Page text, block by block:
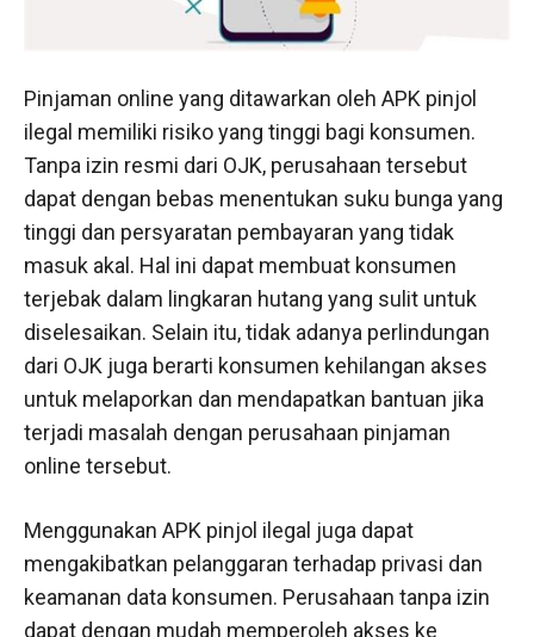
Pinjaman online yang ditawarkan oleh APK pinjol
ilegal memiliki risiko yang tinggi bagi konsumen.
Tanpa izin resmi dari OJK, perusahaan tersebut
dapat dengan bebas menentukan suku bunga yang
tinggi dan persyaratan pembayaran yang tidak
masuk akal. Hal ini dapat membuat konsumen
terjebak dalam lingkaran hutang yang sulit untuk
diselesaikan. Selain itu, tidak adanya perlindungan
dari OJK juga berarti konsumen kehilangan akses
untuk melaporkan dan mendapatkan bantuan jika
terjadi masalah dengan perusahaan pinjaman
online tersebut.
Menggunakan APK pinjol ilegal juga dapat
mengakibatkan pelanggaran terhadap privasi dan
keamanan data konsumen. Perusahaan tanpa izin
dapat dengan mudah memperoleh akses ke